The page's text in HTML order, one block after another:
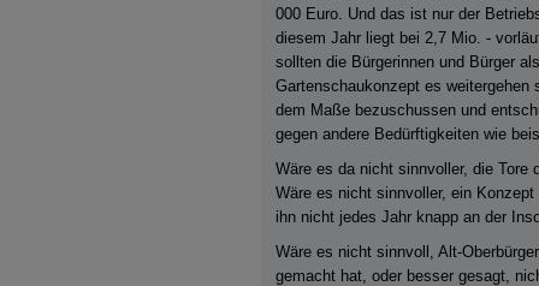
000 Euro. Und das ist nur der
diesem Jahr liegt bei 2,7 Mio. -
sollten die Bürgerinnen und Bürger
Gartenschaukonzept es
dem Maße bezuschussen und
gegen andere Bedürftigkeiten wie
Wäre es da nicht sinnvoller, die Tore
Wäre es nicht sinnvoller, ein
ihn nicht jedes Jahr knapp an der
Wäre es nicht sinnvoll, Alt-
gemacht hat, oder besser gesagt,